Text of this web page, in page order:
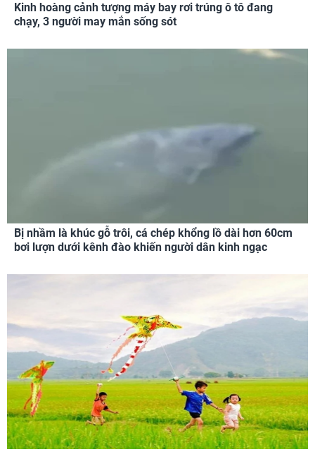
Kinh hoàng cảnh tượng máy bay rơi trúng ô tô đang
chạy, 3 người may mắn sống sót
Bị nhầm là khúc gỗ trôi, cá chép khổng lồ dài hơn 60cm
bơi lượn dưới kênh đào khiến người dân kinh ngạc